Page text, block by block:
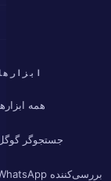
ابزارها
همه ابزارها
جستجوگر گوگل
بررسی‌کننده WhatsApp